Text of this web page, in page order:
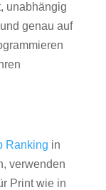
unabhängig
genau auf
Ranking in
verwenden
Print wie in